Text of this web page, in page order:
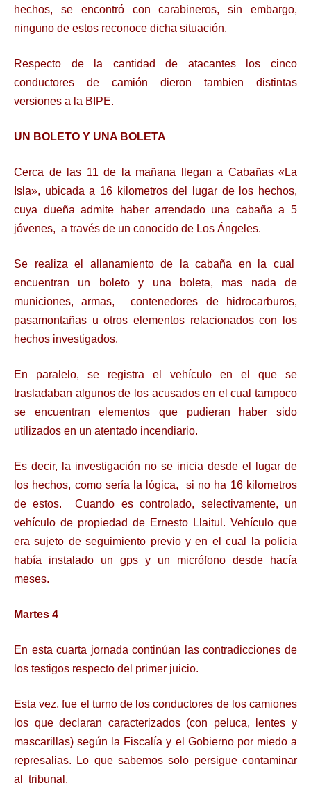
hechos, se encontró con carabineros, sin embargo,
ninguno de estos reconoce dicha situación.
Respecto de la cantidad de atacantes los cinco
conductores de camión dieron tambien distintas
versiones a la BIPE.
UN BOLETO Y UNA BOLETA
Cerca de las 11 de la mañana llegan a Cabañas «La
Isla», ubicada a 16 kilometros del lugar de los hechos,
cuya dueña admite haber arrendado una cabaña a 5
jóvenes, a través de un conocido de Los Ángeles.
Se realiza el allanamiento de la cabaña en la cual
encuentran un boleto y una boleta, mas nada de
municiones, armas, contenedores de hidrocarburos,
pasamontañas u otros elementos relacionados con los
hechos investigados.
En paralelo, se registra el vehículo en el que se
trasladaban algunos de los acusados en el cual tampoco
se encuentran elementos que pudieran haber sido
utilizados en un atentado incendiario.
Es decir, la investigación no se inicia desde el lugar de
los hechos, como sería la lógica, si no ha 16 kilometros
de estos. Cuando es controlado, selectivamente, un
vehículo de propiedad de Ernesto Llaitul. Vehículo que
era sujeto de seguimiento previo y en el cual la policia
había instalado un gps y un micrófono desde hacía
meses.
Martes 4
En esta cuarta jornada continúan las contradicciones de
los testigos respecto del primer juicio.
Esta vez, fue el turno de los conductores de los camiones
los que declaran caracterizados (con peluca, lentes y
mascarillas) según la Fiscalía y el Gobierno por miedo a
represalias. Lo que sabemos solo persigue contaminar
al tribunal.